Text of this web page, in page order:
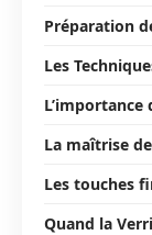
Préparation
Les
La maîtrise
Les touches
Quand la